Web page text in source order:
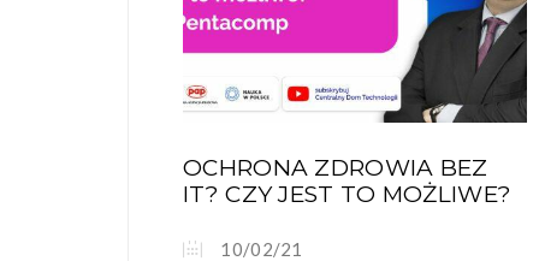
OCHRONA ZDROWIA BEZ
IT? CZY JEST TO MOŻLIWE?
10/02/21